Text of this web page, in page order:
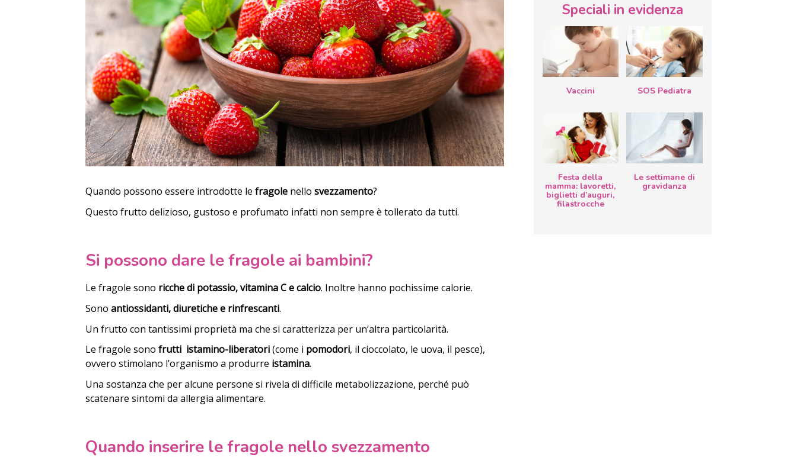
Quando possono essere introdotte lefragole nellosvezzamento?
Questo frutto delizioso, gustoso e profumato infatti non sempre è tollerato da tutti.
Si possono dare le fragole ai bambini?
Le fragole sono ricche di potassio, vitamina C e calcio. Inoltre hanno pochissime calorie.
Sonoantiossidanti, diuretiche e rinfrescanti.
Un frutto con tantissimi proprietà ma che si caratterizza per un’altra particolarità.
Le fragole sonofrutti istamino-liberatori(come i pomodori, il cioccolato, le uova, il pesce),
ovvero stimolano l’organismo a produrre istamina.
Una sostanza che per alcune persone si rivela di difficile metabolizzazione, perché può
scatenare sintomi da allergia alimentare.
Quando inserire le fragole nello svezzamento
Speciali in evidenza
Vaccini SOS Pediatra
Festa della
mamma: lavoretti,
biglietti d’auguri,
filastrocche
Le settimane di
gravidanza